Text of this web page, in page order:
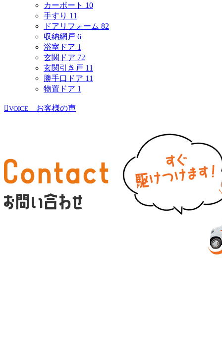
カーポート 10
手すり 11
ドアリフォーム 82
収納網戸 6
浴室ドア 1
玄関ドア 72
玄関引き戸 11
勝手口ドア 11
物置ドア 1
VOICE お客様の声